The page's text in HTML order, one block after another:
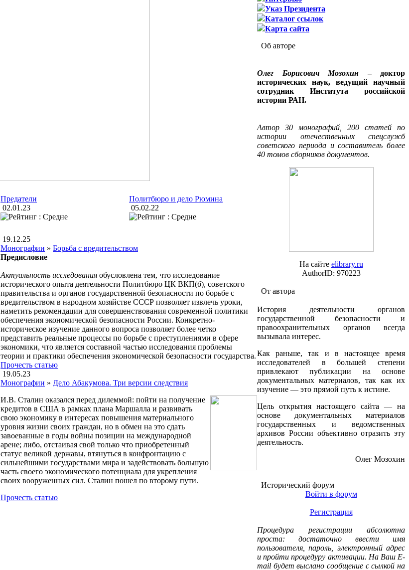
Предатели
02.01.23
Политбюро и дело Рюмина
05.02.22
19.12.25
Монографии » Борьба с вредительством
Предисловие
Актуальность исследования обусловлена тем, что исследование
исторического опыта деятельности Политбюро ЦК ВКП(б), советского
правительства и органов государственной безопасности по борьбе с
вредительством в народном хозяйстве СССР позволяет извлечь уроки,
наметить рекомендации для совершенствования современной политики
обеспечения экономической безопасности России. Конкретно-
историческое изучение данного вопроса позволяет более четко
представить реальные процессы по борьбе с преступлениями в сфере
экономики, что является составной частью исследования проблемы
теории и практики обеспечения экономической безопасности государства.
Прочесть статью
19.05.23
Монографии » Дело Абакумова. Три версии следствия
И.В. Сталин оказался перед дилеммой: пойти на получение
кредитов в США в рамках плана Маршалла и развивать
свою экономику в интересах повышения материального
уровня жизни своих граждан, но в обмен на это сдать
завоеванные в годы войны позиции на международной
арене; либо, отстаивая свой только что приобретенный
статус великой державы, втянуться в конфронтацию с
сильнейшими государствами мира и задействовать большую
часть своего экономического потенциала для укрепления
своих вооруженных сил. Сталин пошел по второму пути.
Прочесть статью
Указ Президента
Каталог ссылок
Карта сайта
Об авторе
Олег Борисович Мозохин – доктор
исторических наук, ведущий научный
сотрудник Института российской
истории РАН.
Автор 30 монографий, 200 статей по
истории отечественных спецслужб
советского периода и составитель более
40 томов сборников документов.
На сайте elibrary.ru
AuthorID: 970223
От автора
История деятельности органов
государственной безопасности и
правоохранительных органов всегда
вызывала интерес.
Как раньше, так и в настоящее время
исследователей в большей степени
привлекают публикации на основе
документальных материалов, так как их
изучение — это прямой путь к истине.
Цель открытия настоящего сайта — на
основе документальных материалов
государственных и ведомственных
архивов России объективно отразить эту
деятельность.
Олег Мозохин
Исторический форум
Войти в форум
Регистрация
Процедура регистрации абсолютна
проста: достаточно ввести имя
пользователя, пароль, электронный адрес
и пройти процедуру активации. На Ваш E-
mail будет выслано сообщение с сылкой на